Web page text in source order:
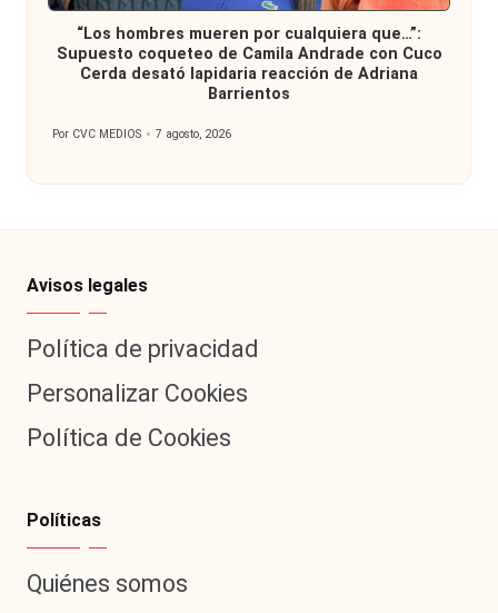
en
“Los hombres mueren por cualquiera que…”:
Supuesto coqueteo de Camila Andrade con Cuco
Cerda desató lapidaria reacción de Adriana
Barrientos
Publicado
Por CVC MEDIOS 7 agosto, 2026
Avisos legales
Política de privacidad
Personalizar Cookies
Política de Cookies
Políticas
Quiénes somos